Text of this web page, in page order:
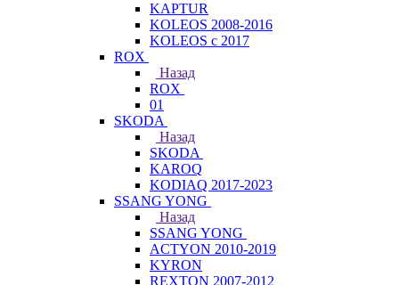
KAPTUR
KOLEOS 2008-2016
KOLEOS с 2017
ROX
Назад
ROX
01
SKODA
Назад
SKODA
KAROQ
KODIAQ 2017-2023
SSANG YONG
Назад
SSANG YONG
ACTYON 2010-2019
KYRON
REXTON 2007-2012